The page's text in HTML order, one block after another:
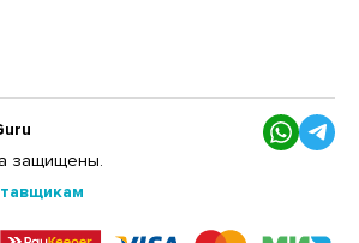
защищены.